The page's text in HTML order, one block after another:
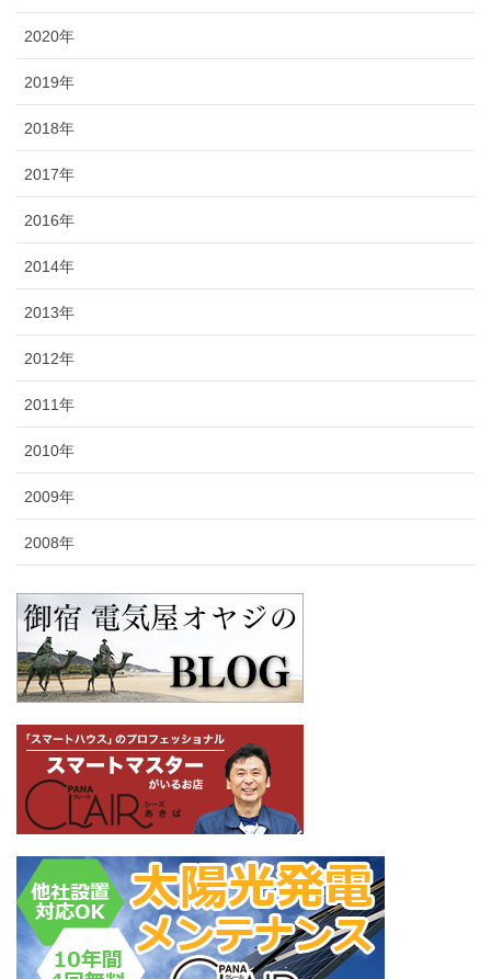
2020年
2019年
2018年
2017年
2016年
2014年
2013年
2012年
2011年
2010年
2009年
2008年